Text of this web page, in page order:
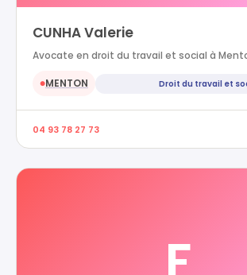
CUNHA Valerie
Avocate en droit du travail et social à
●MENTON Droit du travail et
04 93 78 27 73